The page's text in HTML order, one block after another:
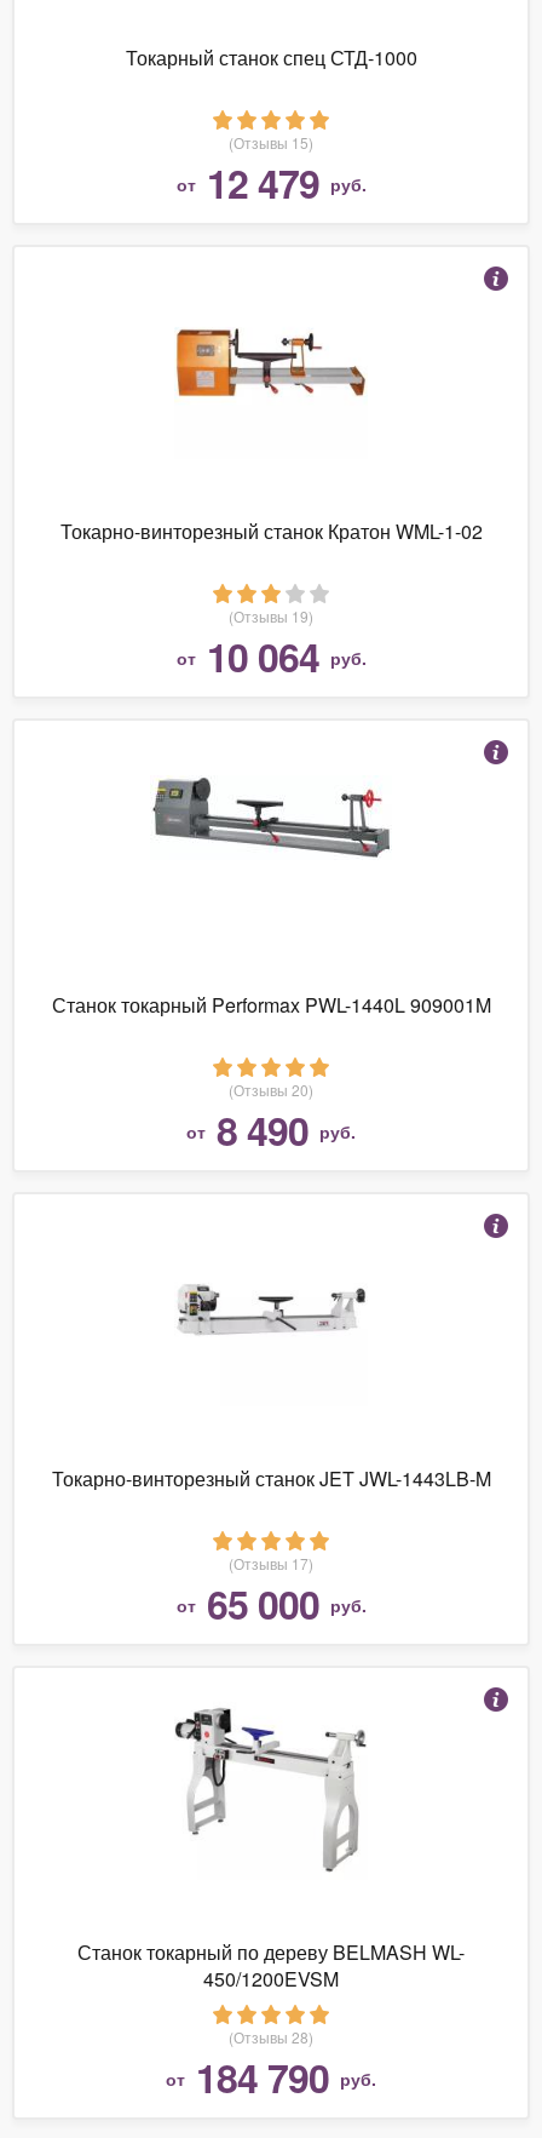
Токарный станок спец СТД-1000
(Отзывы 15)
от 12 479 руб.
Токарно-винторезный станок Кратон WML-1-02
(Отзывы 19)
от 10 064 руб.
Станок токарный Performax PWL-1440L 909001M
(Отзывы 20)
от 8 490 руб.
Токарно-винторезный станок JET JWL-1443LB-M
(Отзывы 17)
от 65 000 руб.
Станок токарный по дереву BELMASH WL-
450/1200EVSM
(Отзывы 28)
от 184 790 руб.